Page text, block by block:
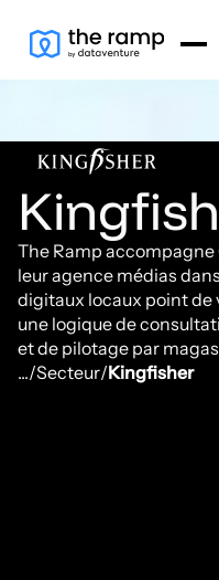
The Ramp
leur agence médias
digitaux locaux point de
une logique de
et de pilotage par
.../Secteur/Kingfisher